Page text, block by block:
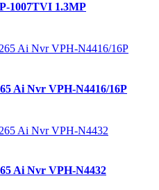
1007TVI 1.3MP
Ai Nvr VPH-N4416/16P
Ai Nvr VPH-N4432